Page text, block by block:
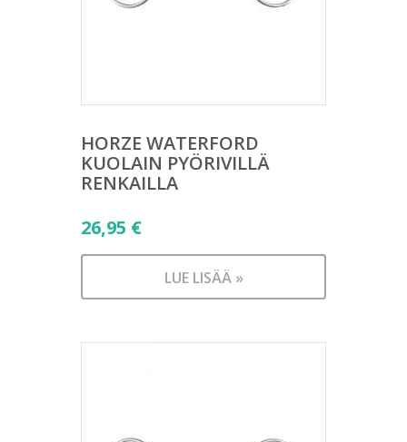
HORZE WATERFORD
KUOLAIN PYÖRIVILLÄ
RENKAILLA
26,95 €
LUE LISÄÄ »